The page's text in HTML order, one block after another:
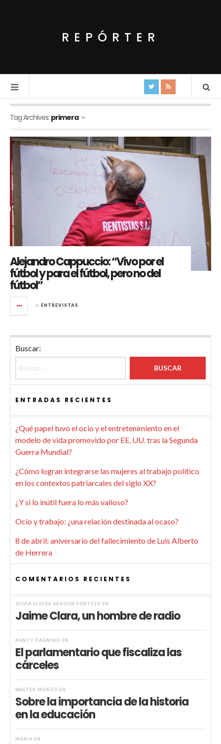
REPÓRTER
Tag Archives: primera
Alejandro Cappuccio: “Vivo por el
fútbol y para el fútbol, pero no del
fútbol”
in ENTREVISTAS
Buscar:
ENTRADAS RECIENTES
¿Qué papel tuvo el ocio y el entretenimiento en el
modelo de vida promovido por EE. UU. tras la Segunda
Guerra Mundial?
¿Cómo logran integrarse las mujeres al trabajo político
en los contextos patriarcales del siglo XX?
¿Y si lo inútil fuera lo más valioso?
Ocio y trabajo: ¿una relación destinada al ocaso?
8 de abril: aniversario del fallecimiento de Luis Alberto
de Herrera
COMENTARIOS RECIENTES
SILVIA ELOISA ARAGÓN FORTEZA EN
Jaime Clara, un hombre de radio
NANCY DAGNINO EN
El parlamentario que fiscaliza las
cárceles
WALTER MONZÓ EN
Sobre la importancia de la historia
en la educación
MARIA EN